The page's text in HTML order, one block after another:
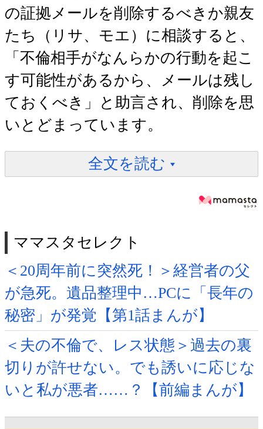
の証拠メールを削除するべきか親友
たち（リサ、モエ）に相談すると、
「不倫相手がなんらかの行動を起こ
す可能性があるから、メールは残し
ておくべき」と助言され、削除を思
いとどまっています。
全文を読む
ママスタセレクト
＜20周年前に突然死！＞経営者の父
が急死。遺品整理中…PCに「長年の
秘密」が発覚【第1話まんが】
＜夫の不倫で、レス状態＞過去の裏
切りが許せない。でも誘いに応じな
いと私が悪者……？【前編まんが】